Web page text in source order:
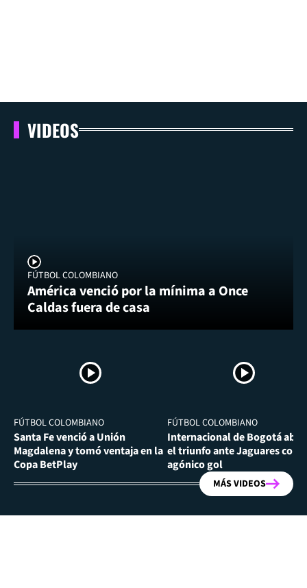
VIDEOS
FÚTBOL COLOMBIANO
América venció por la mínima a Once
Caldas fuera de casa
FÚTBOL COLOMBIANO
Santa Fe venció a Unión
Magdalena y tomó ventaja en la
Copa BetPlay
FÚTBOL COLOMBIANO
Internacional de Bogotá
el triunfo ante Jaguares con
agónico gol
MÁS VIDEOS